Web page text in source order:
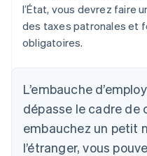
l’État, vous devrez faire
des taxes patronales et
obligatoires.
L’embauche
dépasse le cadre de
embauchez un petit
l’étranger, vous